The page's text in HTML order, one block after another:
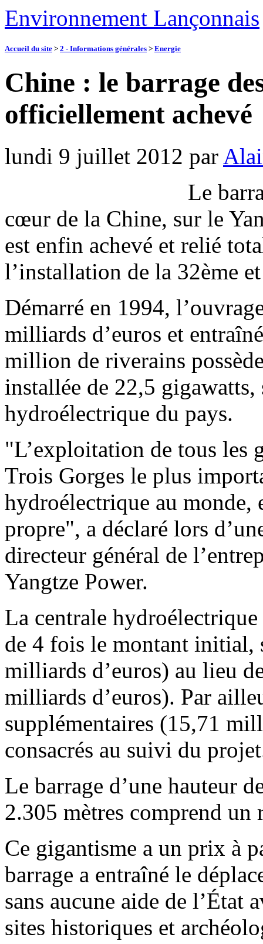
Environnement Lançonnais
Accueil du site > 2 - Informations générales > Energie
Chine : le barrage
officiellement achevé
lundi 9 juillet 2012 par
Le
cœur de la Chine, sur le
est enfin achevé et relié
l’installation de la 32ème
Démarré en 1994,
milliards d’euros et
million de riverains
installée de 22,5
hydroélectrique du pays.
"L’exploitation de tous les
Trois Gorges le plus
hydroélectrique au monde,
propre", a déclaré lors
directeur général de
Yangtze Power.
La centrale
de 4 fois le montant
milliards d’euros) au lieu
milliards d’euros). Par
supplémentaires (15,71
consacrés au suivi du
Le barrage d’une hauteur
2.305 mètres comprend un
Ce gigantisme a un prix à
barrage a entraîné le
sans aucune aide de l’État
sites historiques et